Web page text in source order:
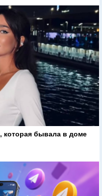
которая бывала в доме